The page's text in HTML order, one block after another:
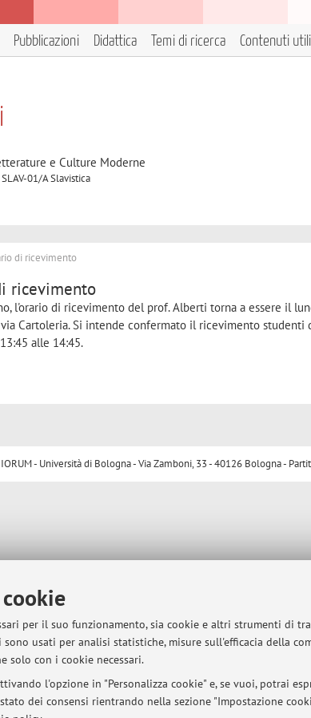
per il suo funzionamento, sia cookie e altri strumenti di
usati per analisi statistiche, misure sull'efficacia della
solo con i cookie necessari.
l'opzione in "Personalizza cookie" e, se vuoi, potrai
dei consensi rientrando nella sezione "Impostazione
Pubblicazioni Didattica Temi di ricerca Contenuti utili
e Culture Moderne
01/A Slavistica
di ricevimento
ricevimento
l'orario di ricevimento del prof. Alberti torna a essere il
Cartoleria. Si intende confermato il ricevimento studenti
alle 14:45.
- Università di Bologna - Via Zamboni, 33 - 40126 Bologna -